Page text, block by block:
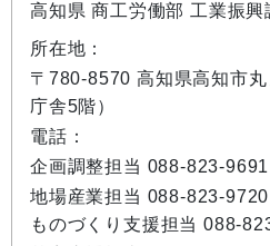
高知県 商工労働部 工業振興
所在地：
〒780-8570 高知県高知市
庁舎5階）
電話：
企画調整担当 088-823-9691
地場産業担当 088-823-9720
ものづくり支援担当 088-